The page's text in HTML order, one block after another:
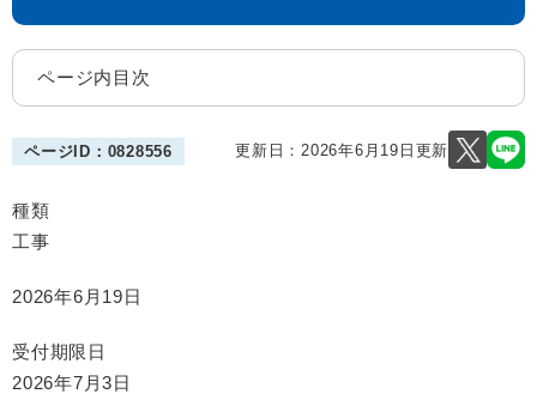
ページ内目次
ページID：0828556 更新日：2026年6月19日更新
種類
工事
2026年6月19日
受付期限日
2026年7月3日